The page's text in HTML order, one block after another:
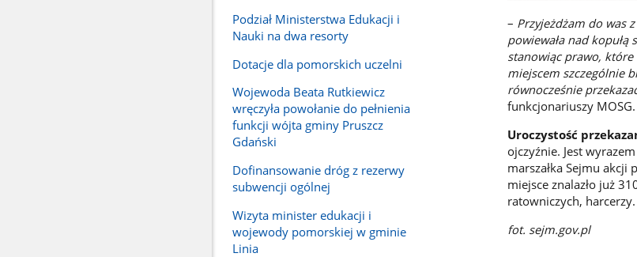
Podział Ministerstwa Edukacji i
Nauki na dwa resorty
Dotacje dla pomorskich uczelni
Wojewoda Beata Rutkiewicz
wręczyła powołanie do pełnienia
funkcji wójta gminy Pruszcz
Gdański
Dofinansowanie dróg z rezerwy
subwencji ogólnej
Wizyta minister edukacji i
wojewody pomorskiej w gminie
Linia
– Przyjeżdżam do was
powiewała nad
stanowiąc prawo, które
miejscem szczególnie
równocześnie
funkcjonariuszy MOSG.
Uroczystość
ojczyźnie. Jest
marszałka Sejmu akcji
miejsce znalazło już
ratowniczych, harcerzy.
fot. sejm.gov.pl